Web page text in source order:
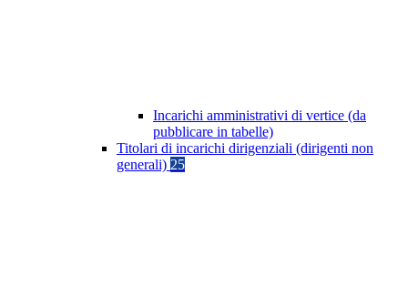
Incarichi amministrativi di vertice (da
pubblicare in tabelle)
Titolari di incarichi dirigenziali (dirigenti non
generali) 25